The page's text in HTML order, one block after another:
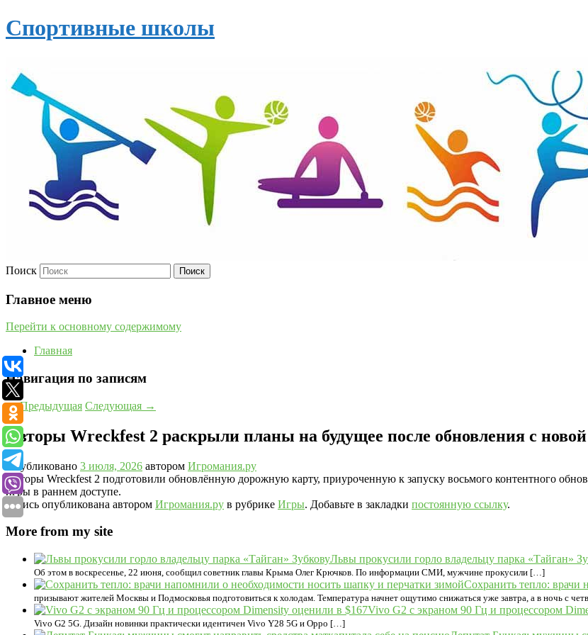
Спортивные школы
Поиск
Главное меню
Перейти к основному содержимому
Главная
Навигация по записям
←Предыдущая Следующая →
Авторы Wreckfest 2 раскрыли планы на будущее после обновления с новой
Опубликовано 3 июля, 2026 автором Игромания.ру
Авторы Wreckfest 2 подготовили обновлённую дорожную карту, приуроченную к запуску восьмого контентного
игры в раннем доступе.
Запись опубликована автором Игромания.ру в рубрике Игры. Добавьте в закладки постоянную ссылку.
More from my site
Львы прокусили горло владельцу парка «Тайган»
Об этом в воскресенье, 22 июня, сообщил советник главы Крыма Олег Крючков. По информации СМИ, мужчине прокусили […]
Сохранить тепло: врачи
призывают жителей Москвы и Подмосковья подготовиться к холодам. Температура начнет ощутимо снижаться уже завтра, а в ночь с
Vivo G2 c экраном 90 Гц и процессором
Vivo G2 5G. Дизайн новинки практически идентичен Vivo Y28 5G и Oppo […]